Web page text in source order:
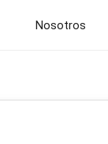
Nosotros